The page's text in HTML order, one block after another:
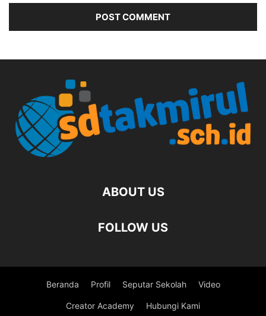
ABOUT US
FOLLOW US
Beranda Profil Seputar Sekolah Video
Creator Academy Hubungi Kami